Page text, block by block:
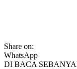
Share on:
WhatsApp
DI BACA